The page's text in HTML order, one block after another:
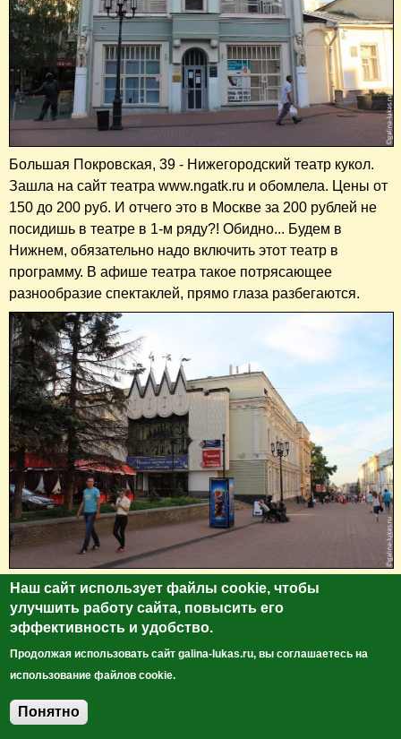
Большая Покровская, 39 - Нижегородский театр кукол.
Зашла на сайт театра www.ngatk.ru и обомлела. Цены от
150 до 200 руб. И отчего это в Москве за 200 рублей не
посидишь в театре в 1-м ряду?! Обидно... Будем в
Нижнем, обязательно надо включить этот театр в
программу. В афише театра такое потрясающее
разнообразие спектаклей, прямо глаза разбегаются.
Рядом с магазином художественных промыслов
(Большая Покровская ул., 43) на лавочке расположилась
вот такая живописная скульптурная композиция - мама с
сыном. Когда мы фотографировались, юноша, который
сидел на лавочке, даже не пошевелился. Лишь
Наш сайт использует файлы cookie, чтобы
улучшить работу сайта, повысить его
эффективность и удобство.
Продолжая использовать сайт galina-lukas.ru, вы соглашаетесь на
использование файлов cookie.
Понятно